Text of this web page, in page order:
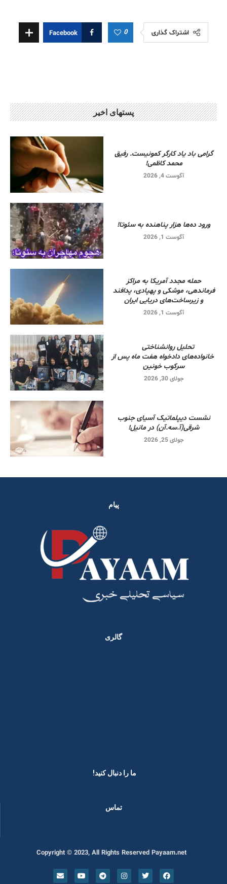
اشتراک گذاری 0
Facebook
پستهای اخیر
گرامی باد یاد کارگر کمونیست. رفیق
محمد کاظمی!
آگوست 4, 2026
ورود ده‌ها هزار پناهنده به سئوتا!
آگوست 1, 2026
حمله مجدد آمریکا به مراکز
فرماندهی، موشکی و پهپادی، پدافند
و زیرساخت‌های دریایی ایران
آگوست 1, 2026
تحلیل روانشناختی
خانواده‌های دادخواه هفت ماه پس از
سرکوب خونین
جولای 30, 2026
نشست دیپلماتیک آسیای جنوب
شرقی‌(آ.سه.آن) در مانیل!
جولای 25, 2026
پیام
گالری
ما را دنبال کنید! ​
تماس
Copyright © 2023, All Rights Reserved Payaam.net